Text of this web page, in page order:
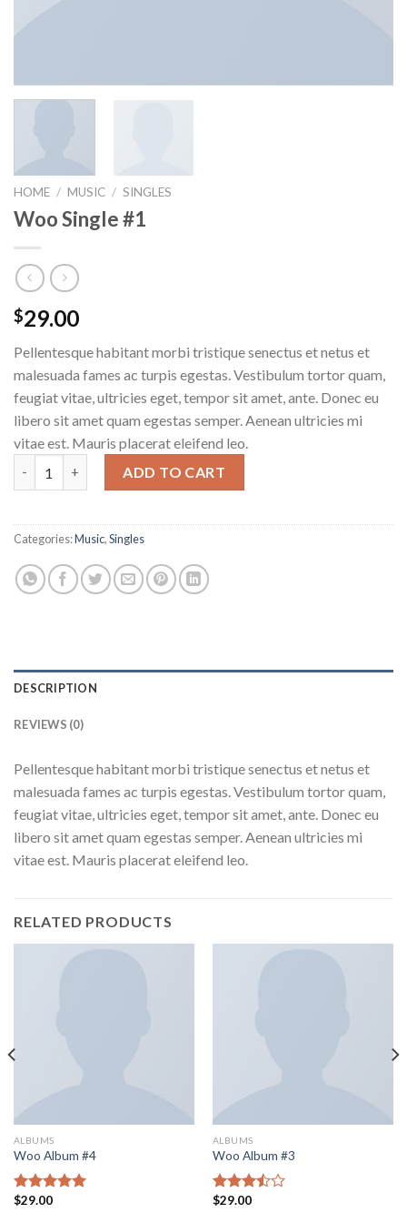
HOME / MUSIC / SINGLES
Woo Single #1
$29.00
Pellentesque habitant morbi tristique senectus et netus et
malesuada fames ac turpis egestas. Vestibulum tortor quam,
feugiat vitae, ultricies eget, tempor sit amet, ante. Donec eu
libero sit amet quam egestas semper. Aenean ultricies mi
vitae est. Mauris placerat eleifend leo.
ADD TO CART
Categories:Music,Singles
DESCRIPTION
REVIEWS (0)
Pellentesque habitant morbi tristique senectus et netus et
malesuada fames ac turpis egestas. Vestibulum tortor quam,
feugiat vitae, ultricies eget, tempor sit amet, ante. Donec eu
libero sit amet quam egestas semper. Aenean ultricies mi
vitae est. Mauris placerat eleifend leo.
RELATED PRODUCTS
ALBUMS
Woo Album #4
Rated
$29.00
ALBUMS
Woo Album #3
Rated
$29.00